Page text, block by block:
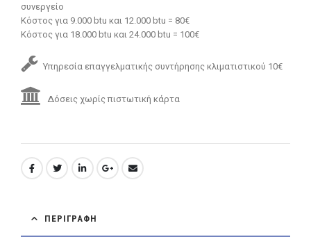
συνεργείο
Κόστος για 9.000 btu και 12.000 btu = 80€
Κόστος για 18.000 btu και 24.000 btu = 100€
Υπηρεσία επαγγελματικής συντήρησης κλιματιστικού 10€
Δόσεις χωρίς πιστωτική κάρτα
ΠΕΡΙΓΡΑΦΉ